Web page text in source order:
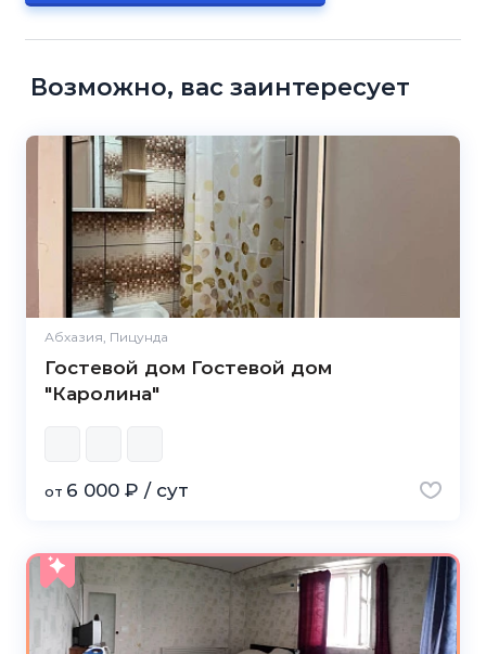
Возможно, вас заинтересует
Абхазия, Пицунда
Гостевой дом Гостевой дом
"Каролина"
от 6 000 ₽ / сут